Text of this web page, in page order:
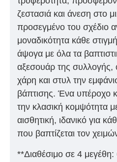
ζεστασιά και άνεση στο
προσεγμένο του σχέδιο
μοναδικότητα κάθε
άψογα με όλα τα
αξεσουάρ της συλλογής,
χάρη και στυλ την
βάπτισης. Ένα υπέροχο
την κλασική κομψότητα
αισθητική, ιδανικό για
που βαπτίζεται τον
**Διαθέσιμο σε 4